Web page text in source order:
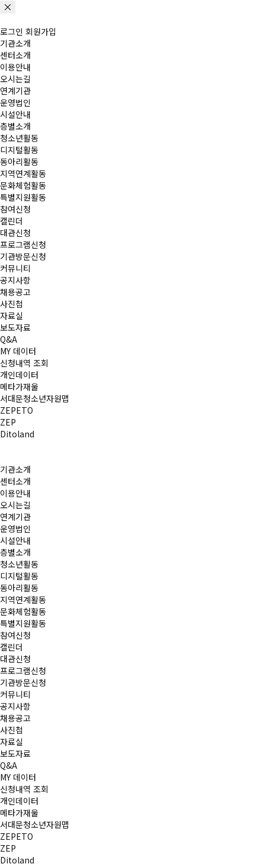
로그인 회원가입
기관소개
센터소개
이용안내
오시는길
연계기관
운영법인
시설안내
층별소개
청소년활동
디지털활동
동아리활동
지역연계활동
문화체험활동
특별지원활동
참여신청
캘린더
대관신청
프로그램신청
기관방문신청
커뮤니티
공지사항
채용공고
사진첩
자료실
보도자료
Q&A
MY 데이터
신청내역 조회
개인데이터
메타가재울
서대문청소년자원맵
ZEPETO
ZEP
Ditoland
기관소개
센터소개
이용안내
오시는길
연계기관
운영법인
시설안내
층별소개
청소년활동
디지털활동
동아리활동
지역연계활동
문화체험활동
특별지원활동
참여신청
캘린더
대관신청
프로그램신청
기관방문신청
커뮤니티
공지사항
채용공고
사진첩
자료실
보도자료
Q&A
MY 데이터
신청내역 조회
개인데이터
메타가재울
서대문청소년자원맵
ZEPETO
ZEP
Ditoland